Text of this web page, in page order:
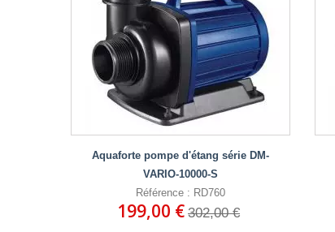
Aquaforte pompe d'étang série DM-
VARIO-10000-S
Référence : RD760
199,00 € 302,00 €